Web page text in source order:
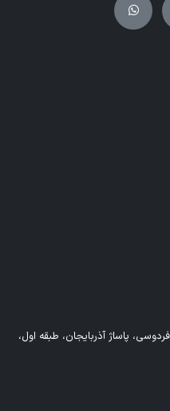
پاساژ آذربایجان، طبقه اول،